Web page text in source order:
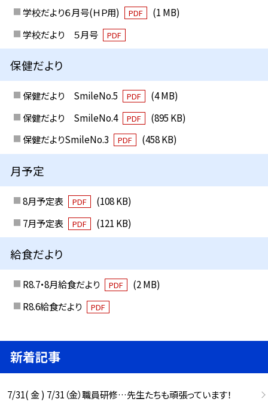
学校だより６月号(ＨＰ用)
PDF
(1 MB)
学校だより ５月号
PDF
保健だより
保健だより SmileNo.5 PDF
(4 MB)
保健だより SmileNo.4
PDF
(895 KB)
保健だよりSmileNo.3
PDF (458 KB)
月予定
8月予定表 PDF
(108 KB)
7月予定表
PDF (121 KB)
給食だより
R8.7・8月給食だより PDF
(2 MB)
R8.6給食だより
PDF
新着記事
7/31( 金 ) 7/31（金）職員研修…先生たちも頑張っています！